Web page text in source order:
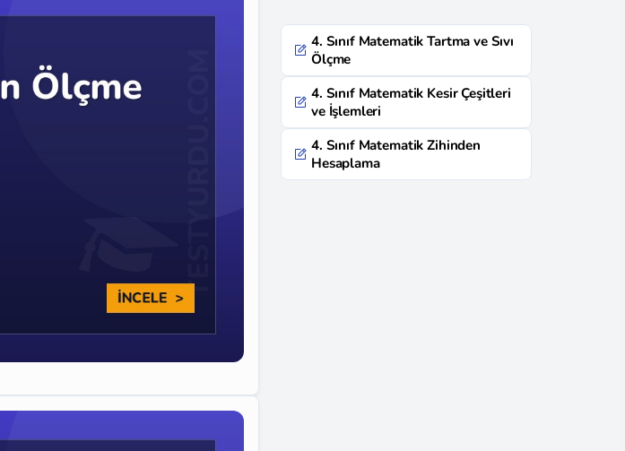
4. Sınıf Matematik Tartma ve Sıvı
Ölçme
4. Sınıf Matematik Kesir Çeşitleri
ve İşlemleri
4. Sınıf Matematik Zihinden
Hesaplama